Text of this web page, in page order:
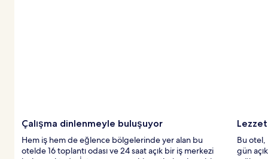
Çalışma dinlenmeyle buluşuyor
Hem iş hem de eğlence bölgelerinde yer alan bu
otelde 16 toplantı odası ve 24 saat açık bir iş merkezi
Bu otel,
gün